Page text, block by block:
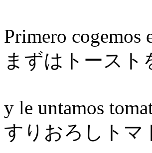
Primero cogemos
まずはトースト
y le untamos
すりおろしトマ